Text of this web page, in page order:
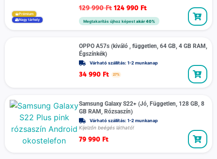
Prémium
Nagy tárhely
129 990Ft 124 990 Ft
Megtakarítás újhoz képest akár 40%
OPPO A57s (kiváló , független, 64 GB, 4 GB RAM,
Égszínkék)
Várható szállítás: 1-2 munkanap
34 990 Ft 27%
Samsung Galaxy S22+ (Jó, Független, 128 GB, 8
GB RAM, Rózsaszín)
Várható szállítás: 1-2 munkanap
Kijelzőn beégés látható!
79 990 Ft